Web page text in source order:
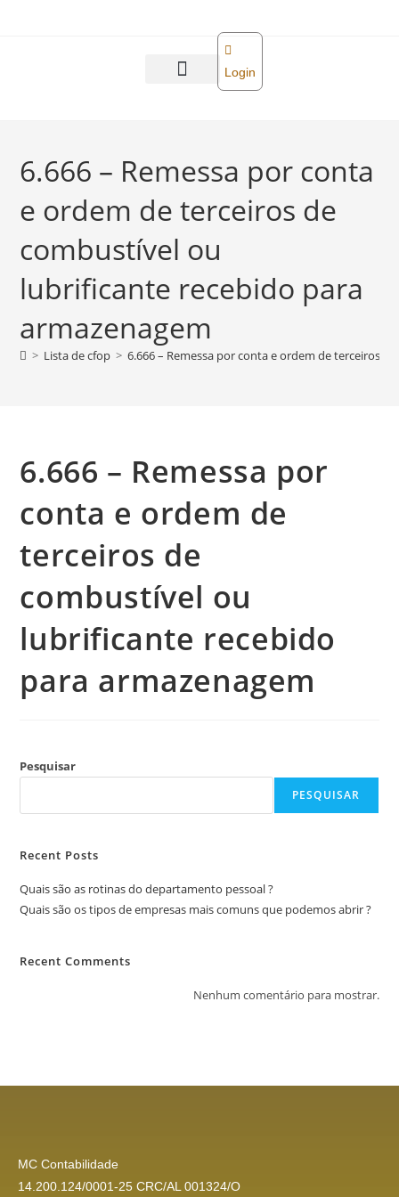
Login
6.666 – Remessa por conta
e ordem de terceiros de
combustível ou
lubrificante recebido para
armazenagem
> Lista de cfop > 6.666 – Remessa por conta e ordem de terceiros
6.666 – Remessa por
conta e ordem de
terceiros de
combustível ou
lubrificante recebido
para armazenagem
Pesquisar
PESQUISAR
Recent Posts
Quais são as rotinas do departamento pessoal ?
Quais são os tipos de empresas mais comuns que podemos abrir ?
Recent Comments
Nenhum comentário para mostrar.
MC Contabilidade
14.200.124/0001-25 CRC/AL 001324/O